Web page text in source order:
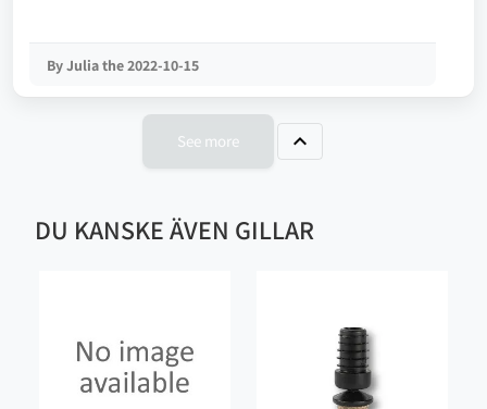
By Julia the 2022-10-15
See more 
DU KANSKE ÄVEN GILLAR